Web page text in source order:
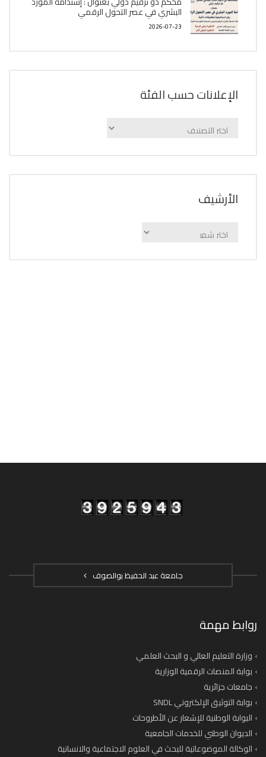
البشري في عصر التحول الرقمي
2026-07-23
الإعلانات حسب الفئة
الإعلانات
اﻷرشيف
اﻷرشيف
جامعة عبد الحفيظ بوالصوف
روابط مهمة
وزارة التعليم العالي و البحث العلمي
بوابة المنصات الرقمية الوزارية
جامعات جزائرية
بوابة التوثيق الإلكتروني SNDL
البوابة الوطنية للإشعار عن الأطروحات
الديوان الوطني للخدمات الجامعية
الوكالة الموضوعاتية للبحث في العلوم الاجتماعية والانسانية